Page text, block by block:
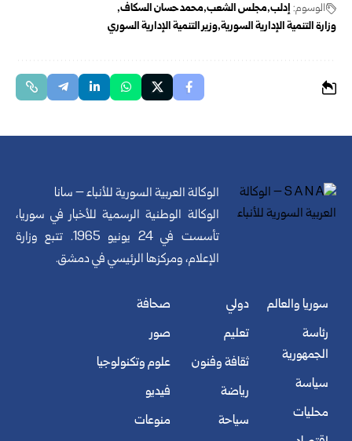
الوسوم: إدلب مجلس الشعب محمد حسان السكاف
وزارة التنمية الإدارية السورية وزير التنمية الإدارية السوري
الوكالة العربية السورية للأنباء – سانا
الوكالة الوطنية الرسمية للأخبار في سوريا،
تأسست في 24 يونيو 1965. تتبع وزارة
الإعلام، ومركزها الرئيسي في دمشق.
سوريا والعالم
رئاسة
الجمهورية
سياسة
محليات
دولي
تعليم
ثقافة وفنون
رياضة
سياحة
صحافة
صور
علوم وتكنولوجيا
فيديو
منوعات